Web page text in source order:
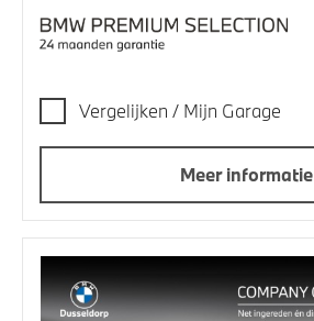
Vergelijken / Mijn Garage
Meer informatie